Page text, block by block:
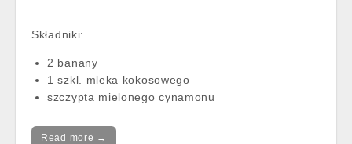
Składniki:
2 banany
1 szkl. mleka kokosowego
szczypta mielonego cynamonu
Read more →